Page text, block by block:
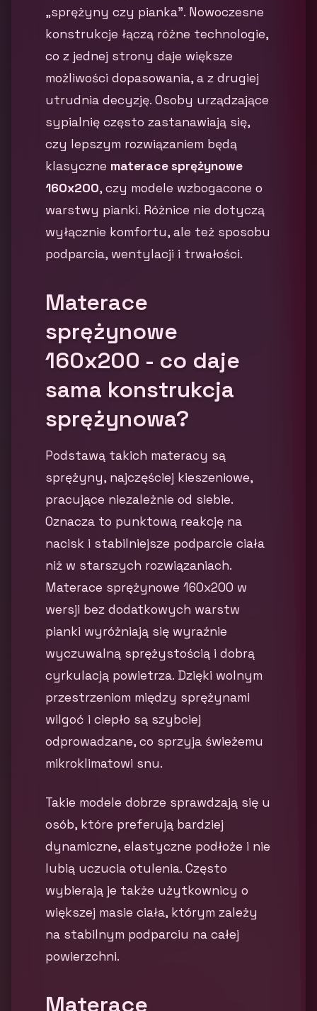
„sprężyny czy pianka”. Nowoczesne
konstrukcje łączą różne technologie,
co z jednej strony daje większe
możliwości dopasowania, a z drugiej
utrudnia decyzję. Osoby urządzające
sypialnię często zastanawiają się,
czy lepszym rozwiązaniem będą
klasyczne materace sprężynowe
160x200, czy modele wzbogacone o
warstwy pianki. Różnice nie dotyczą
wyłącznie komfortu, ale też sposobu
podparcia, wentylacji i trwałości.
Materace
sprężynowe
160x200 - co daje
sama konstrukcja
sprężynowa?
Podstawą takich materacy są
sprężyny, najczęściej kieszeniowe,
pracujące niezależnie od siebie.
Oznacza to punktową reakcję na
nacisk i stabilniejsze podparcie ciała
niż w starszych rozwiązaniach.
Materace sprężynowe 160x200 w
wersji bez dodatkowych warstw
pianki wyróżniają się wyraźnie
wyczuwalną sprężystością i dobrą
cyrkulacją powietrza. Dzięki wolnym
przestrzeniom między sprężynami
wilgoć i ciepło są szybciej
odprowadzane, co sprzyja świeżemu
mikroklimatowi snu.
Takie modele dobrze sprawdzają się u
osób, które preferują bardziej
dynamiczne, elastyczne podłoże i nie
lubią uczucia otulenia. Często
wybierają je także użytkownicy o
większej masie ciała, którym zależy
na stabilnym podparciu na całej
powierzchni.
Materace